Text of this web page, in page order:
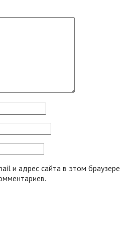
и адрес сайта в этом браузере